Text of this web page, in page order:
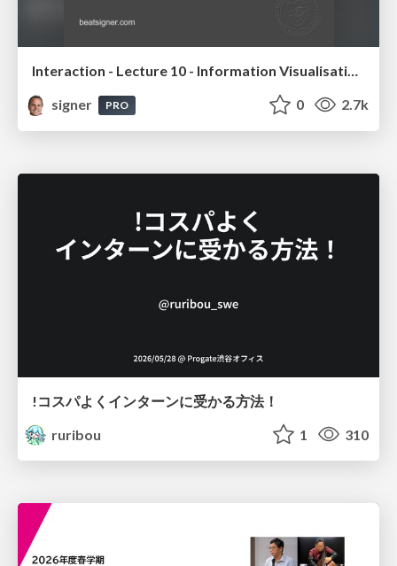
Interaction - Lecture 10 - Information Visualisation (4019538FNR)
signer
PRO 0 2.7k
!コスパよくインターンに受かる方法！
ruribou
1 310